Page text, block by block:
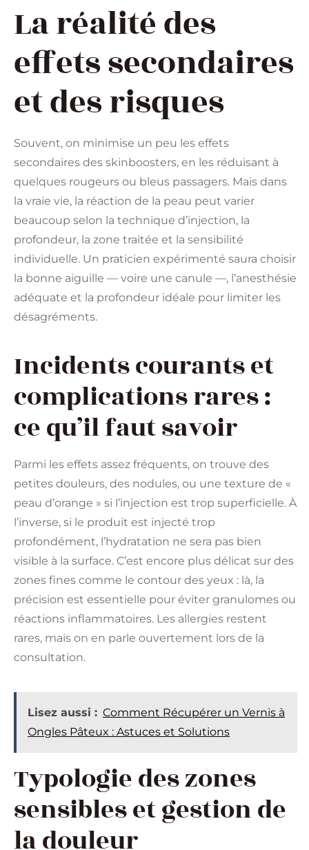
La réalité des
effets secondaires
et des risques
Souvent, on minimise un peu les effets
secondaires des skinboosters, en les réduisant à
quelques rougeurs ou bleus passagers. Mais dans
la vraie vie, la réaction de la peau peut varier
beaucoup selon la technique d’injection, la
profondeur, la zone traitée et la sensibilité
individuelle. Un praticien expérimenté saura choisir
la bonne aiguille — voire une canule —, l’anesthésie
adéquate et la profondeur idéale pour limiter les
désagréments.
Incidents courants et
complications rares :
ce qu’il faut savoir
Parmi les effets assez fréquents, on trouve des
petites douleurs, des nodules, ou une texture de «
peau d’orange » si l’injection est trop superficielle. À
l’inverse, si le produit est injecté trop
profondément, l’hydratation ne sera pas bien
visible à la surface. C’est encore plus délicat sur des
zones fines comme le contour des yeux : là, la
précision est essentielle pour éviter granulomes ou
réactions inflammatoires. Les allergies restent
rares, mais on en parle ouvertement lors de la
consultation.
Lisez aussi : Comment Récupérer un Vernis à
Ongles Pâteux : Astuces et Solutions
Typologie des zones
sensibles et gestion de
la douleur